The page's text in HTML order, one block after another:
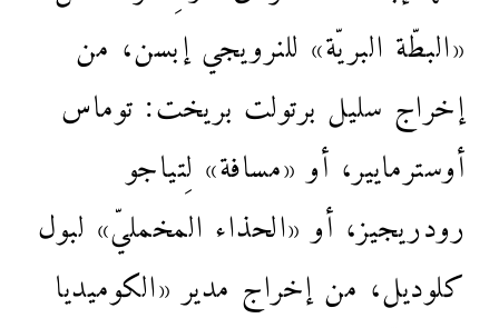
«البطّة البريّة» للنرويجي إبسن، من
إخراج سليل برتولت بريخت: توماس
أوسترمايير، أو «مسافة» لِتياجو
رودريجيز، أو «الحذاء المخمليّ» لبول
كلوديل، من إخراج مدير «الكوميديا